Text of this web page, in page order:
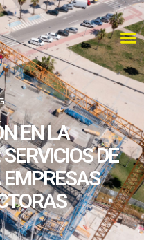
EN LA
DE